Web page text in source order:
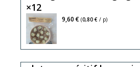
×12
9,60 € (0,80 € / p)